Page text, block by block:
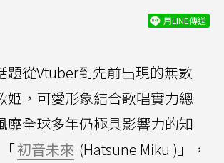
用LINE傳送
題從Vtuber到先前出現的無數
姬，可愛形象結合歌唱實力總
靡全球多年仍極具影響力的知
「初音未來 (Hatsune Miku )」，